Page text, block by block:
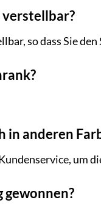
verstellbar?
so dass Sie
in anderen
um
gewonnen?